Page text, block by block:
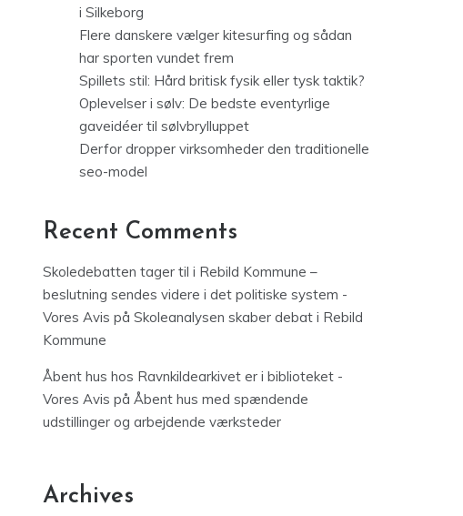
i Silkeborg
Flere danskere vælger kitesurfing og sådan
har sporten vundet frem
Spillets stil: Hård britisk fysik eller tysk taktik?
Oplevelser i sølv: De bedste eventyrlige
gaveidéer til sølvbrylluppet
Derfor dropper virksomheder den traditionelle
seo-model
Recent Comments
Skoledebatten tager til i Rebild Kommune –
beslutning sendes videre i det politiske system -
Vores Avis på Skoleanalysen skaber debat i Rebild
Kommune
Åbent hus hos Ravnkildearkivet er i biblioteket -
Vores Avis på Åbent hus med spændende
udstillinger og arbejdende værksteder
Archives